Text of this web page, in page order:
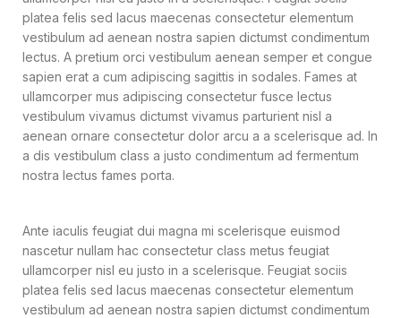
platea felis sed lacus maecenas consectetur elementum
vestibulum ad aenean nostra sapien dictumst condimentum
lectus. A pretium orci vestibulum aenean semper et congue
sapien erat a cum adipiscing sagittis in sodales. Fames at
ullamcorper mus adipiscing consectetur fusce lectus
vestibulum vivamus dictumst vivamus parturient nisl a
aenean ornare consectetur dolor arcu a a scelerisque ad. In
a dis vestibulum class a justo condimentum ad fermentum
nostra lectus fames porta.
Ante iaculis feugiat dui magna mi scelerisque euismod
nascetur nullam hac consectetur class metus feugiat
ullamcorper nisl eu justo in a scelerisque. Feugiat sociis
platea felis sed lacus maecenas consectetur elementum
vestibulum ad aenean nostra sapien dictumst condimentum